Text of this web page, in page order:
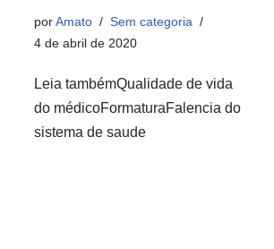
porAmato
Sem categoria
4 de abril de 2020
Leia tambémQualidade de vida
do médicoFormaturaFalencia do
sistema de saude